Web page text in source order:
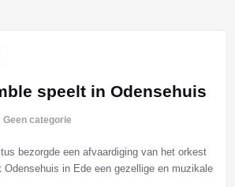
speelt in Odensehuis
Geen categorie
bezorgde een afvaardiging van het orkest
Odensehuis in Ede een gezellige en muzikale